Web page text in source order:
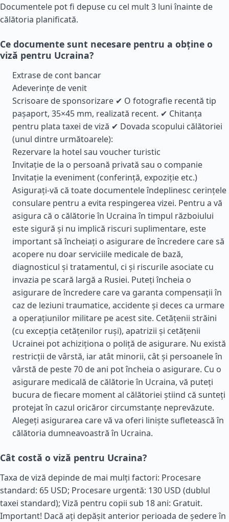
Documentele pot fi depuse cu cel mult 3 luni înainte de
călătoria planificată.
Ce documente sunt necesare pentru a obține o
viză pentru Ucraina?
Extrase de cont bancar
Adeverințe de venit
Scrisoare de sponsorizare ✔ O fotografie recentă tip
pașaport, 35×45 mm, realizată recent. ✔ Chitanța
pentru plata taxei de viză ✔ Dovada scopului călătoriei
(unul dintre următoarele):
Rezervare la hotel sau voucher turistic
Invitație de la o persoană privată sau o companie
Invitație la eveniment (conferință, expoziție etc.)
Asigurați-vă că toate documentele îndeplinesc cerințele
consulare pentru a evita respingerea vizei. Pentru a vă
asigura că o călătorie în Ucraina în timpul războiului
este sigură și nu implică riscuri suplimentare, este
important să încheiați o asigurare de încredere care să
acopere nu doar serviciile medicale de bază,
diagnosticul și tratamentul, ci și riscurile asociate cu
invazia pe scară largă a Rusiei. Puteți încheia o
asigurare de încredere care va garanta compensații în
caz de leziuni traumatice, accidente și deces ca urmare
a operațiunilor militare pe acest site. Cetățenii străini
(cu excepția cetățenilor ruși), apatrizii și cetățenii
Ucrainei pot achiziționa o poliță de asigurare. Nu există
restricții de vârstă, iar atât minorii, cât și persoanele în
vârstă de peste 70 de ani pot încheia o asigurare. Cu o
asigurare medicală de călătorie în Ucraina, vă puteți
bucura de fiecare moment al călătoriei știind că sunteți
protejat în cazul oricăror circumstanțe neprevăzute.
Alegeți asigurarea care vă va oferi liniște sufletească în
călătoria dumneavoastră în Ucraina.
Cât costă o viză pentru Ucraina?
Taxa de viză depinde de mai mulți factori: Procesare
standard: 65 USD; Procesare urgentă: 130 USD (dublul
taxei standard); Viză pentru copii sub 18 ani: Gratuit.
Important! Dacă ați depășit anterior perioada de ședere în